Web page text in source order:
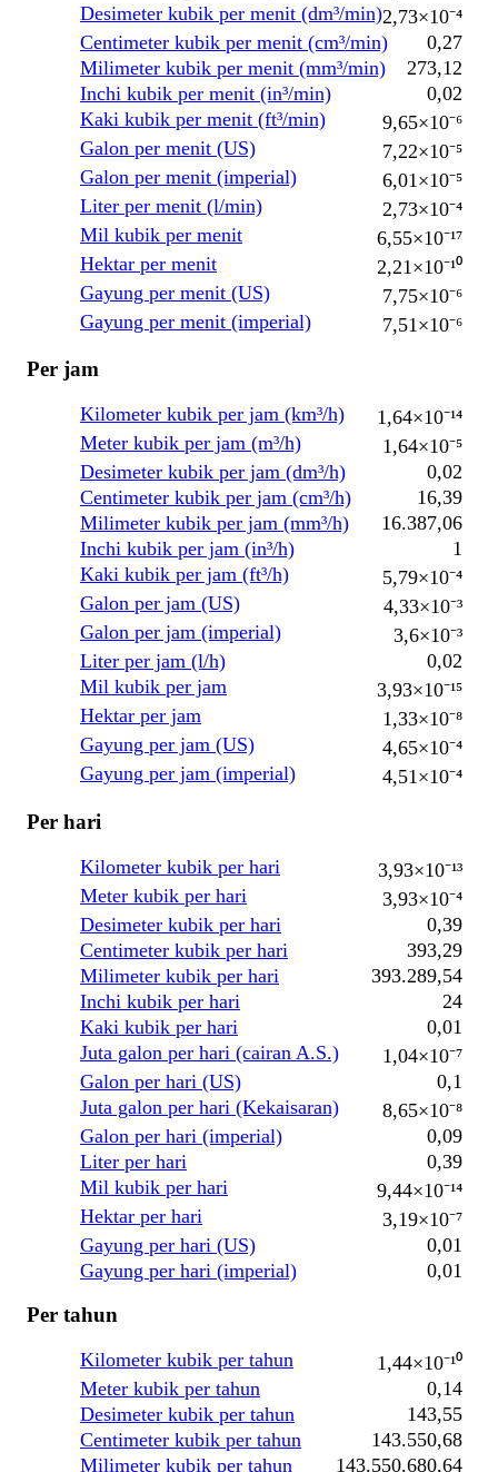
Desimeter kubik per menit (dm³/min)2,73×10⁻⁴
Centimeter kubik per menit (cm³/min)
0,27
Milimeter kubik per menit (mm³/min)
273,12
Inchi kubik per menit (in³/min)
0,02
Kaki kubik per menit (ft³/min)
9,65×10⁻⁶
Galon per menit (US)
7,22×10⁻⁵
Galon per menit (imperial)
6,01×10⁻⁵
Liter per menit (l/min)
2,73×10⁻⁴
Mil kubik per menit
6,55×10⁻¹⁷
Hektar per menit
2,21×10⁻¹⁰
Gayung per menit (US)
7,75×10⁻⁶
Gayung per menit (imperial)
7,51×10⁻⁶
Per jam
Kilometer kubik per jam (km³/h)
1,64×10⁻¹⁴
Meter kubik per jam (m³/h)
1,64×10⁻⁵
Desimeter kubik per jam (dm³/h)
0,02
Centimeter kubik per jam (cm³/h)
16,39
Milimeter kubik per jam (mm³/h)
16.387,06
Inchi kubik per jam (in³/h)
1
Kaki kubik per jam (ft³/h)
5,79×10⁻⁴
Galon per jam (US)
4,33×10⁻³
Galon per jam (imperial)
3,6×10⁻³
Liter per jam (l/h)
0,02
Mil kubik per jam
3,93×10⁻¹⁵
Hektar per jam
1,33×10⁻⁸
Gayung per jam (US)
4,65×10⁻⁴
Gayung per jam (imperial)
4,51×10⁻⁴
Per hari
Kilometer kubik per hari
3,93×10⁻¹³
Meter kubik per hari
3,93×10⁻⁴
Desimeter kubik per hari
0,39
Centimeter kubik per hari
393,29
Milimeter kubik per hari
393.289,54
Inchi kubik per hari
24
Kaki kubik per hari
0,01
Juta galon per hari (cairan A.S.)
1,04×10⁻⁷
Galon per hari (US)
0,1
Juta galon per hari (Kekaisaran)
8,65×10⁻⁸
Galon per hari (imperial)
0,09
Liter per hari
0,39
Mil kubik per hari
9,44×10⁻¹⁴
Hektar per hari
3,19×10⁻⁷
Gayung per hari (US)
0,01
Gayung per hari (imperial)
0,01
Per tahun
Kilometer kubik per tahun
1,44×10⁻¹⁰
Meter kubik per tahun
0,14
Desimeter kubik per tahun
143,55
Centimeter kubik per tahun
143.550,68
Milimeter kubik per tahun
143.550.680,64